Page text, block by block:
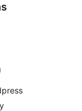
مجموعی
)